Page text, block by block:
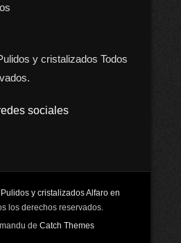
y cristalizados Todos
sociales
Pulidos y cristalizados Alfaro en
los derechos reservados.
de Catch Themes